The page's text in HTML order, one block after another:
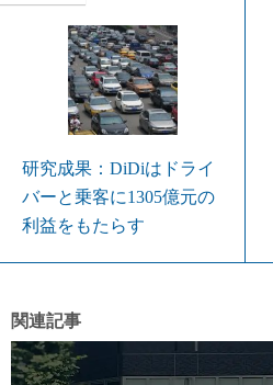
研究成果：DiDiはドライ
バーと乗客に1305億元の
利益をもたらす
関連記事